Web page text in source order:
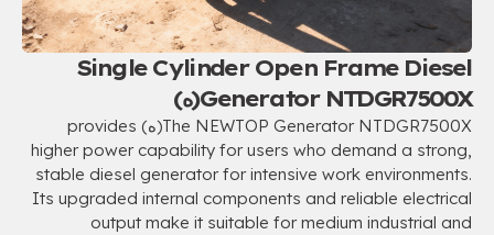
Single Cylinder Open Frame Diesel
Generator NTDGR7500X(ه)
The NEWTOP Generator NTDGR7500X(ه) provides
higher power capability for users who demand a strong,
stable diesel generator for intensive work environments.
Its upgraded internal components and reliable electrical
output make it suitable for medium industrial and